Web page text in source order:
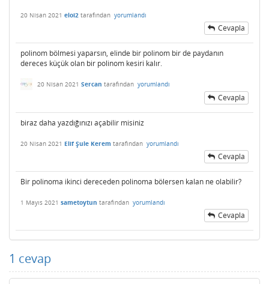
20 Nisan 2021 eloi2 tarafından yorumlandı
Cevapla
polinom bölmesi yaparsın, elinde bir polinom bir de paydanın
dereces küçük olan bir polinom kesiri kalır.
20 Nisan 2021 Sercan tarafından yorumlandı
Cevapla
biraz daha yazdığınızı açabilir misiniz
20 Nisan 2021 Elif Şule Kerem tarafından yorumlandı
Cevapla
Bir polinoma ikinci dereceden polinoma bölersen kalan ne olabilir?
1 Mayıs 2021 sametoytun tarafından yorumlandı
Cevapla
1 cevap